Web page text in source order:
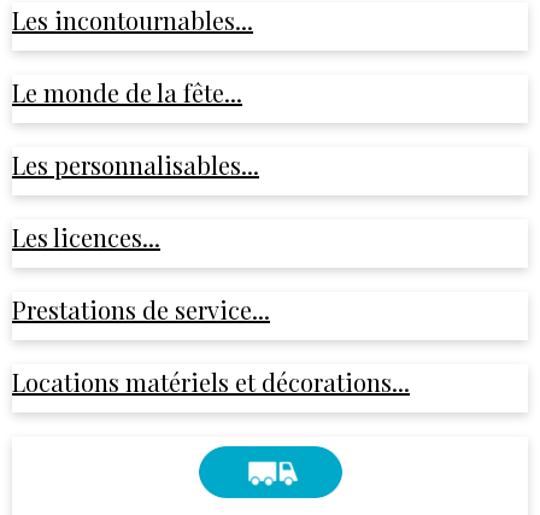
Les incontournables...
Le monde de la fête...
Les personnalisables...
Les licences...
Prestations de service...
Locations matériels et décorations...